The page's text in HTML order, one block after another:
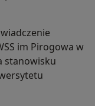
im Pirogowa w
stanowisku